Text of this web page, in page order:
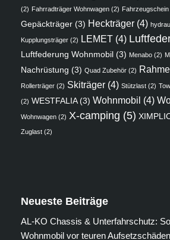
(2) Fahrradträger Wohnwagen (2) Fahrzeugschein
Gepäckträger (3) Heckträger (4)
Kupplungsträger (2) LEMET (4)
Luftfederung Wohnmobil (3) Menabo (2)
Nachrüstung (3) Quad Zubehör (2)
Rollerträger (2) Skiträger (4) Stützlast (2)
(2) WESTFALIA(3) Wohnmobil (4)
Wohnwagen (2) X-camping (5)
Zuglast (2)
Neueste Beiträge
AL-KO Chassis & Unterfahrschutz:
Wohnmobil vor teuren Aufsetzschäden